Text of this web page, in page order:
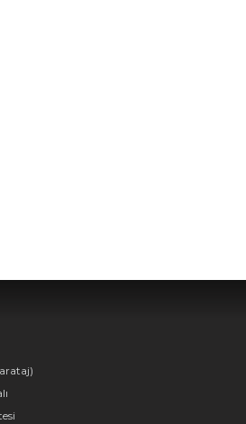
BAŞKENTİ KONYA'DA